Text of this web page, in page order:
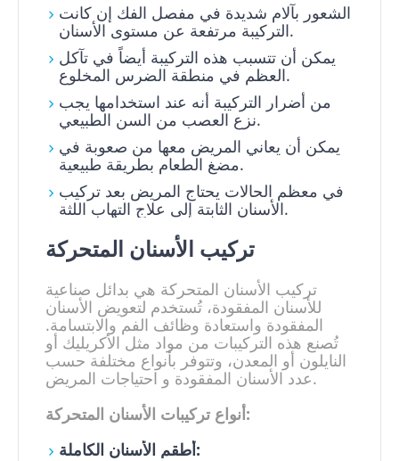
الشعور بآلام شديدة في مفصل الفك إن كانت
التركيبة مرتفعة عن مستوى الأسنان.
يمكن أن تتسبب هذه التركيبة أيضاً في تآكل
العظم في منطقة الضرس المخلوع.
من أضرار التركيبة أنه عند استخدامها يجب
نزع العصب من السن الطبيعي.
يمكن أن يعاني المريض معها من صعوبة في
مضغ الطعام بطريقة طبيعية.
في معظم الحالات يحتاج المريض بعد تركيب
الأسنان الثابتة إلى علاج التهاب اللثة.
تركيب الأسنان المتحركة
تركيب الأسنان المتحركة هي بدائل صناعية
للأسنان المفقودة، تُستخدم لتعويض الأسنان
المفقودة واستعادة وظائف الفم والابتسامة.
تُصنع هذه التركيبات من مواد مثل الأكريليك أو
النايلون أو المعدن، وتتوفر بأنواع مختلفة حسب
عدد الأسنان المفقودة و احتياجات المريض.
أنواع تركيبات الأسنان المتحركة:
أطقم الأسنان الكاملة: